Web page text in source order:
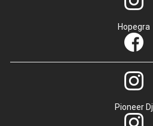
Hopegra
Pioneer Dj